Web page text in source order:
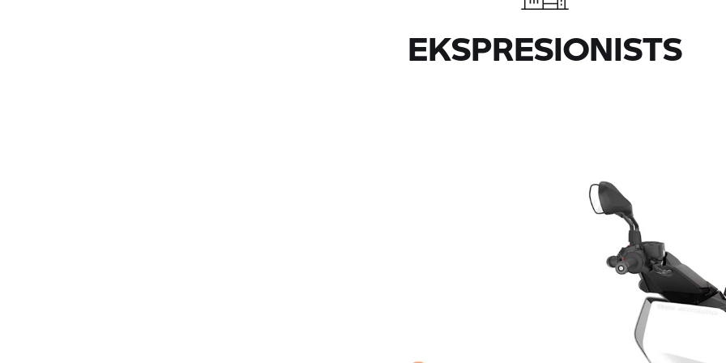
EKSPRESIONISTS